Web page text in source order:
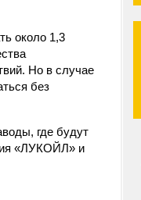
около 1,3
Но в случае
без
где будут
«ЛУКОЙЛ» и